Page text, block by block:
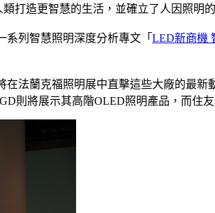
打造更智慧的生活，並確立了人因照明的
系列智慧照明深度分析專文「 LED新商機
法蘭克福照明展中直擊這些大廠的最
則將展示其高階OLED照明產品，而住